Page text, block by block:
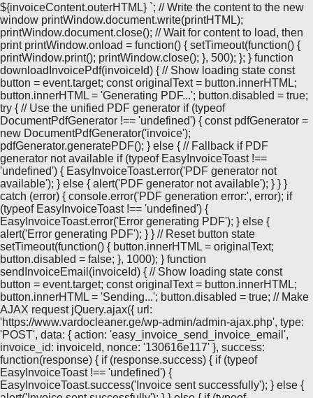
${invoiceContent.outerHTML} `; // Write the content to the new
window printWindow.document.write(printHTML);
printWindow.document.close(); // Wait for content to load, then
print printWindow.onload = function() { setTimeout(function() {
printWindow.print(); printWindow.close(); }, 500); }; } function
downloadInvoicePdf(invoiceId) { // Show loading state const
button = event.target; const originalText = button.innerHTML;
button.innerHTML = 'Generating PDF...'; button.disabled = true;
try { // Use the unified PDF generator if (typeof
DocumentPdfGenerator !== 'undefined') { const pdfGenerator =
new DocumentPdfGenerator('invoice');
pdfGenerator.generatePDF(); } else { // Fallback if PDF
generator not available if (typeof EasyInvoiceToast !==
'undefined') { EasyInvoiceToast.error('PDF generator not
available'); } else { alert('PDF generator not available'); } } }
catch (error) { console.error('PDF generation error:', error); if
(typeof EasyInvoiceToast !== 'undefined') {
EasyInvoiceToast.error('Error generating PDF'); } else {
alert('Error generating PDF'); } } // Reset button state
setTimeout(function() { button.innerHTML = originalText;
button.disabled = false; }, 1000); } function
sendInvoiceEmail(invoiceId) { // Show loading state const
button = event.target; const originalText = button.innerHTML;
button.innerHTML = 'Sending...'; button.disabled = true; // Make
AJAX request jQuery.ajax({ url:
'https://www.vardocleaner.ge/wp-admin/admin-ajax.php', type:
'POST', data: { action: 'easy_invoice_send_invoice_email',
invoice_id: invoiceId, nonce: '130616e117' }, success:
function(response) { if (response.success) { if (typeof
EasyInvoiceToast !== 'undefined') {
EasyInvoiceToast.success('Invoice sent successfully'); } else {